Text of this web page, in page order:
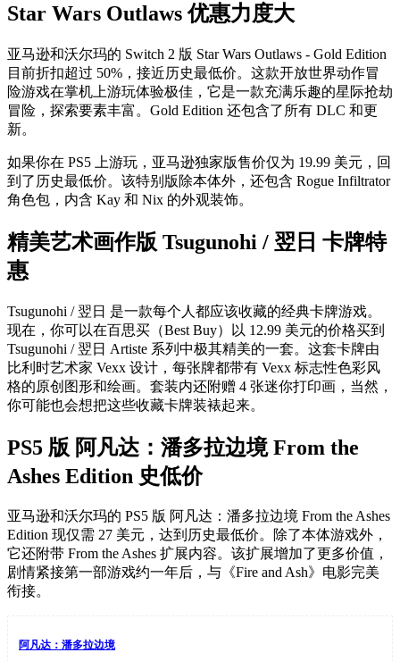
Star Wars Outlaws 优惠力度大
亚马逊和沃尔玛的 Switch 2 版 Star Wars Outlaws - Gold Edition
目前折扣超过 50%，接近历史最低价。这款开放世界动作冒
险游戏在掌机上游玩体验极佳，它是一款充满乐趣的星际抢劫
冒险，探索要素丰富。Gold Edition 还包含了所有 DLC 和更
新。
如果你在 PS5 上游玩，亚马逊独家版售价仅为 19.99 美元，回
到了历史最低价。该特别版除本体外，还包含 Rogue Infiltrator
角色包，内含 Kay 和 Nix 的外观装饰。
精美艺术画作版 Tsugunohi / 翌日 卡牌特
惠
Tsugunohi / 翌日 是一款每个人都应该收藏的经典卡牌游戏。
现在，你可以在百思买（Best Buy）以 12.99 美元的价格买到
Tsugunohi / 翌日 Artiste 系列中极其精美的一套。这套卡牌由
比利时艺术家 Vexx 设计，每张牌都带有 Vexx 标志性色彩风
格的原创图形和绘画。套装内还附赠 4 张迷你打印画，当然，
你可能也会想把这些收藏卡牌装裱起来。
PS5 版 阿凡达：潘多拉边境 From the
Ashes Edition 史低价
亚马逊和沃尔玛的 PS5 版 阿凡达：潘多拉边境 From the Ashes
Edition 现仅需 27 美元，达到历史最低价。除了本体游戏外，
它还附带 From the Ashes 扩展内容。该扩展增加了更多价值，
剧情紧接第一部游戏约一年后，与《Fire and Ash》电影完美
衔接。
阿凡达：潘多拉边境